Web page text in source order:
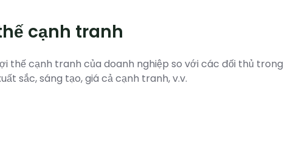
cạnh tranh
thế cạnh tranh của doanh nghiệp so với các đối thủ
sắc, sáng tạo, giá cả cạnh tranh, v.v.